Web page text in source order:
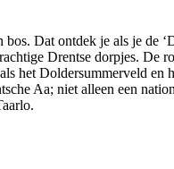
Dat ontdek je als je de
Drentse dorpjes.
het Doldersummerveld en
Aa; niet alleen een